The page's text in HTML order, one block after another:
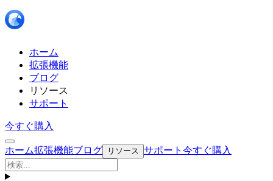
ホーム
拡張機能
ブログ
リソース
サポート
今すぐ購入
ホーム拡張機能ブログ リソース サポート 今すぐ購入